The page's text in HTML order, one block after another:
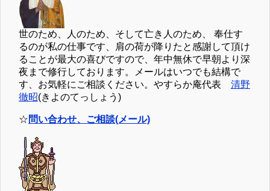
世のため、人のため、そして亡き人のため、 奉仕す
るのが私の仕事です、肩の荷が降りたと感謝して頂け
ることが最大の喜びですので、年中無休で早朝より深
夜まで修行しております。メールはいつでも結構で
す、お気軽にご相談ください。やすらか庵代表 清野
徹昭(きよのてっしょう)
☆問い合わせ、ご相談(メール)